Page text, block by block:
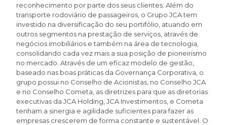
reconhecimento por parte dos seus clientes. Além do
transporte rodoviário de passageiros, o Grupo JCA tem
investido na diversificação do seu portifólio, atuando em
outros segmentos na prestação de serviços, através de
negócios imobiliários e também na área de tecnologia,
consolidando cada vez mais a sua posição de pioneirismo
no mercado. Através de um eficaz modelo de gestão,
baseado nas boas práticas da Governança Corporativa, o
grupo possui no Conselho de Acionistas, no Conselho JCA
e no Conselho Cometa, as diretrizes para que as diretorias
executivas da JCA Holding, JCA Investimentos, e Cometa
tenham a sinergia e agilidade suficientes para fazer as
empresas crescerem de forma constante e sustentável. O